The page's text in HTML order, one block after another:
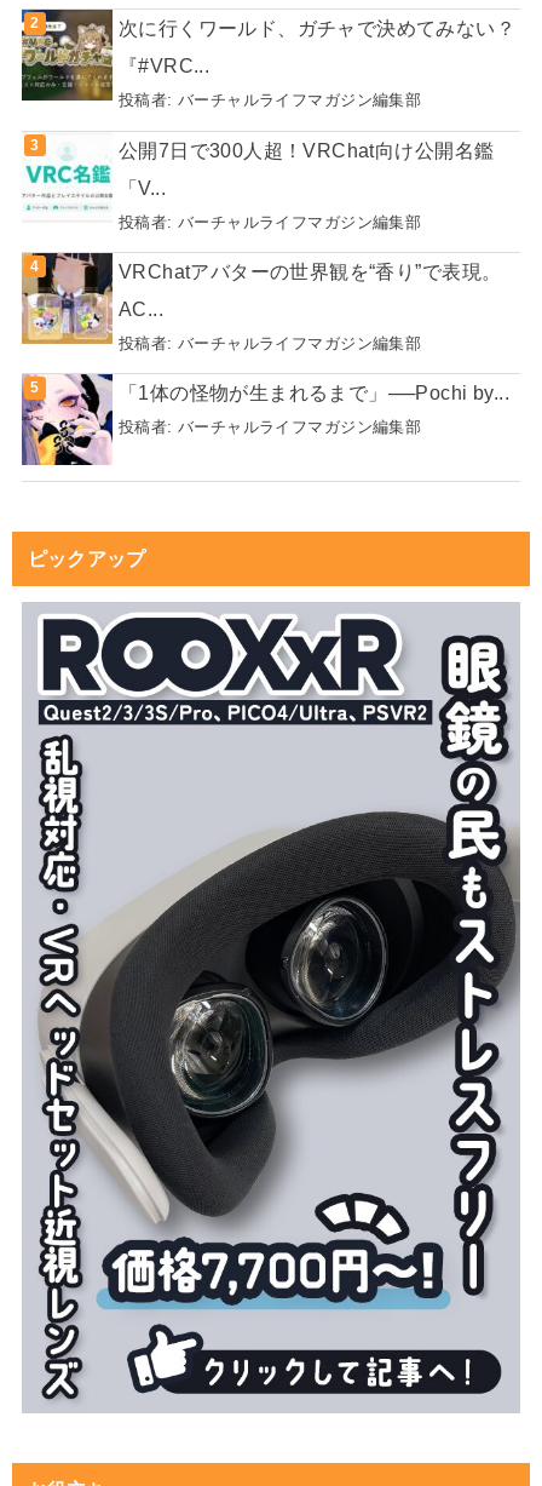
次に行くワールド、ガチャで決めてみない？
『#VRC...
投稿者: バーチャルライフマガジン編集部
公開7日で300人超！VRChat向け公開名鑑
「V...
投稿者: バーチャルライフマガジン編集部
VRChatアバターの世界観を“香り”で表現。
AC...
投稿者: バーチャルライフマガジン編集部
「1体の怪物が生まれるまで」──Pochi by...
投稿者: バーチャルライフマガジン編集部
ピックアップ